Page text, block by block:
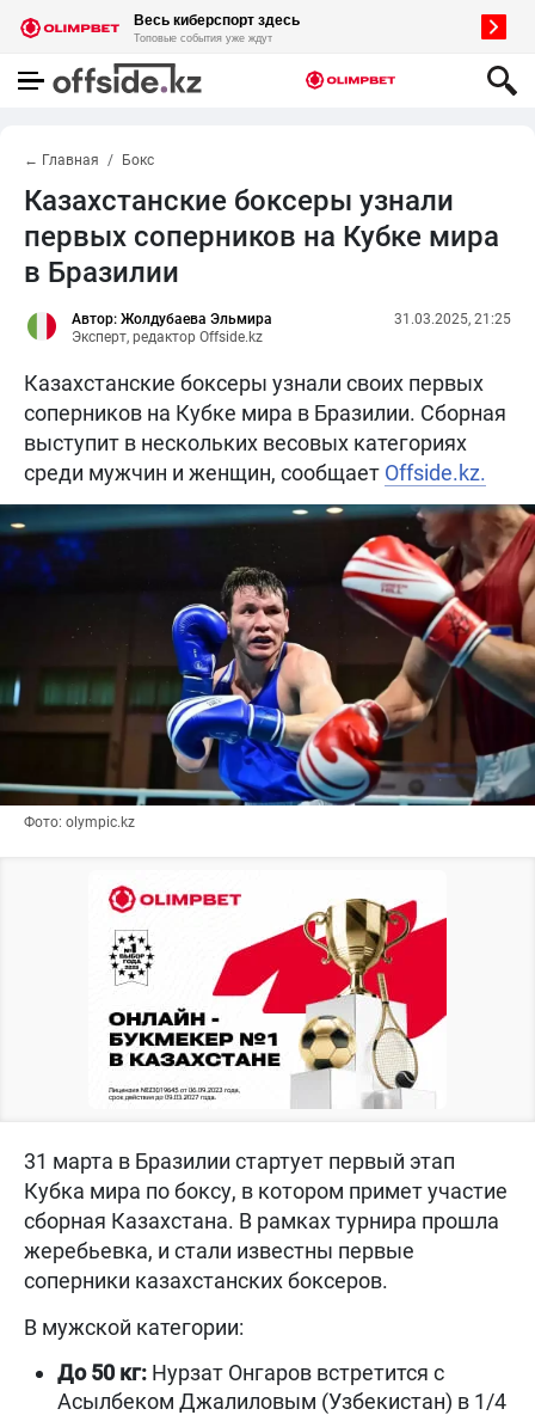
← Главная Бокс
Казахстанские боксеры узнали
первых соперников на Кубке мира
в Бразилии
Автор: Жолдубаева Эльмира
Эксперт, редактор Offside.kz
31.03.2025, 21:25
Казахстанские боксеры узнали своих первых
соперников на Кубке мира в Бразилии. Сборная
выступит в нескольких весовых категориях
среди мужчин и женщин, сообщает Offside.kz.
Фото: olympic.kz
31 марта в Бразилии стартует первый этап
Кубка мира по боксу, в котором примет участие
сборная Казахстана. В рамках турнира прошла
жеребьевка, и стали известны первые
соперники казахстанских боксеров.
В мужской категории:
До 50 кг: Нурзат Онгаров встретится с
Асылбеком Джалиловым (Узбекистан) в 1/4